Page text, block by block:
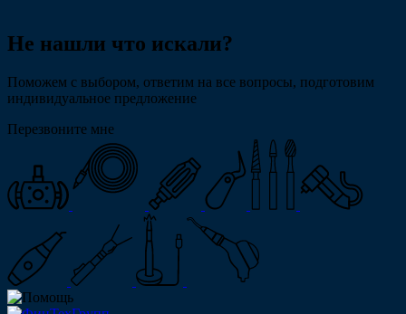
Не нашли что искали?
Поможем с выбором, ответим на все вопросы, подготовим
индивидуальное предложение
Перезвоните мне